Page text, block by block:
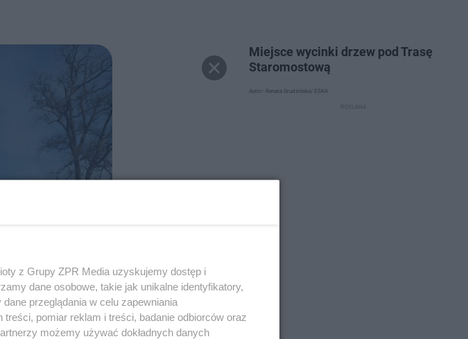
Miejsce wycinki drzew pod Trasę
Staromostową
Autor: Renata Grudzińska/ ESKA
z Grupy ZPR Media uzyskujemy dostęp i
dane osobowe, takie jak unikalne identyfikatory,
przeglądania w celu zapewniania
pomiar reklam i treści, badanie odbiorców oraz
możemy używać dokładnych danych